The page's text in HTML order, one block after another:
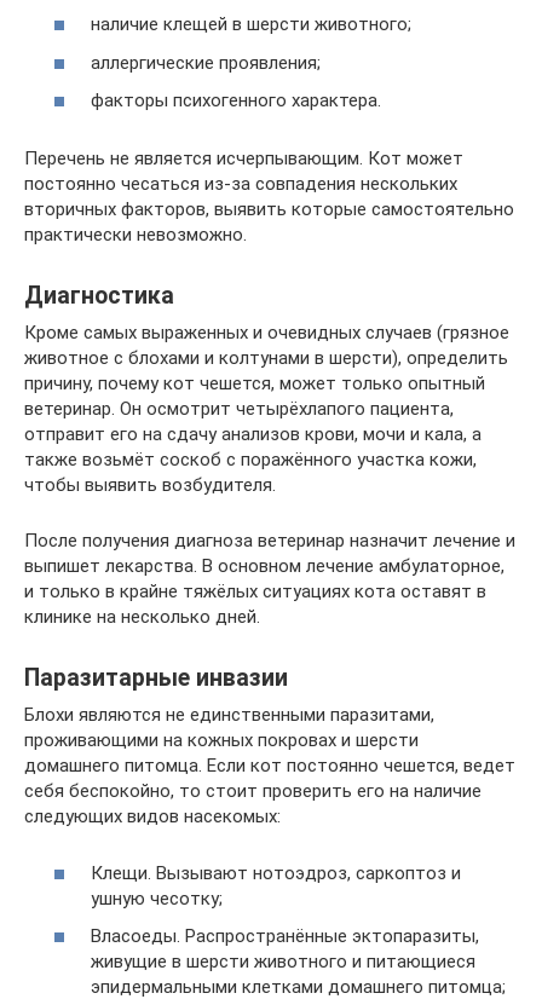
наличие клещей в шерсти животного;
аллергические проявления;
факторы психогенного характера.
Перечень не является исчерпывающим. Кот может
постоянно чесаться из-за совпадения нескольких
вторичных факторов, выявить которые самостоятельно
практически невозможно.
Диагностика
Кроме самых выраженных и очевидных случаев (грязное
животное с блохами и колтунами в шерсти), определить
причину, почему кот чешется, может только опытный
ветеринар. Он осмотрит четырёхлапого пациента,
отправит его на сдачу анализов крови, мочи и кала, а
также возьмёт соскоб с поражённого участка кожи,
чтобы выявить возбудителя.
После получения диагноза ветеринар назначит лечение и
выпишет лекарства. В основном лечение амбулаторное,
и только в крайне тяжёлых ситуациях кота оставят в
клинике на несколько дней.
Паразитарные инвазии
Блохи являются не единственными паразитами,
проживающими на кожных покровах и шерсти
домашнего питомца. Если кот постоянно чешется, ведет
себя беспокойно, то стоит проверить его на наличие
следующих видов насекомых:
Клещи. Вызывают нотоэдроз, саркоптоз и
ушную чесотку;
Власоеды. Распространённые эктопаразиты,
живущие в шерсти животного и питающиеся
эпидермальными клетками домашнего питомца;